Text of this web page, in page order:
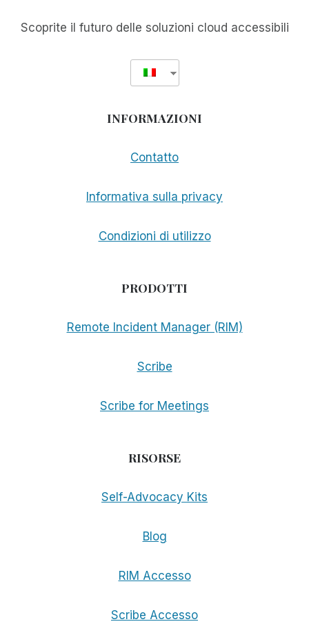
Scoprite il futuro delle soluzioni cloud accessibili
INFORMAZIONI
Contatto
Informativa sulla privacy
Condizioni di utilizzo
PRODOTTI
Remote Incident Manager (RIM)
Scribe
Scribe for Meetings
RISORSE
Self-Advocacy Kits
Blog
RIM Accesso
Scribe Accesso